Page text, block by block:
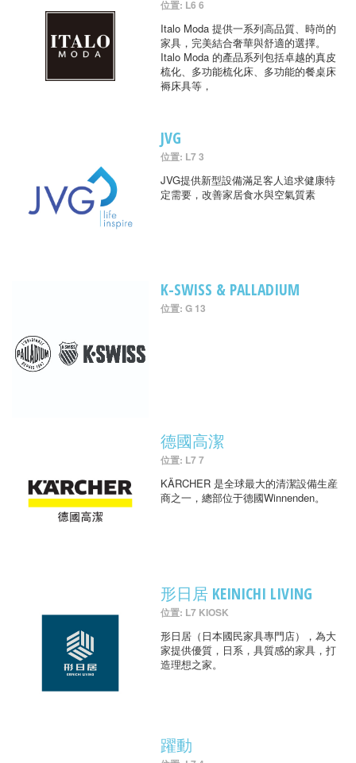
位置: L6 6
Italo Moda 提供一系列高品質、時尚的
家具，完美結合奢華與舒適的選擇。
Italo Moda 的產品系列包括卓越的真皮
梳化、多功能梳化床、多功能的餐桌床
褥床具等，
JVG
位置: L7 3
JVG提供新型設備滿足客人追求健康特
定需要，改善家居食水與空氣質素
K-SWISS & PALLADIUM
位置: G 13
德國高潔
位置: L7 7
KÄRCHER 是全球最大的清潔設備生産
商之一，總部位于德國Winnenden。
形日居 KEINICHI LIVING
位置: L7 KIOSK
形日居（日本國民家具專門店），為大
家提供優質，日系，具質感的家具，打
造理想之家。
躍動